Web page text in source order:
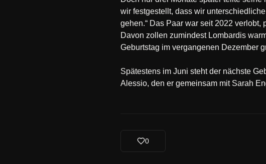
wir festgestellt, dass wir
gehen.“ Das Paar war seit 2022
Davon zollen zumindest Lombardis
Geburtstag im vergangenen Dezember
Spätestens im Juni steht der nächste
Alessio, den er gemeinsam mit Sarah
0